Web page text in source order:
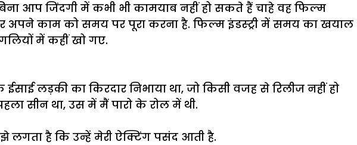
आप जिंदगी में कभी भी कामयाब नहीं हो सकते हैं चाहे वह फिल्म
अपने काम को समय पर पूरा करना है. फिल्म इंडस्ट्री में समय का खयाल
में कहीं खो गए.
लड़की का किरदार निभाया था, जो किसी वजह से रिलीज नहीं हो
सीन था, उस में मैं पारो के रोल में थी.
लगता है कि उन्हें मेरी ऐक्टिंग पसंद आती है.